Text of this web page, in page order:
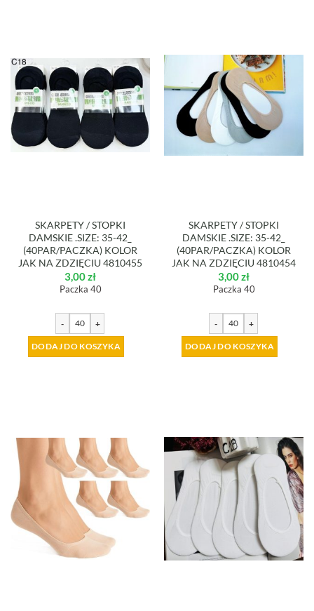
SKARPETY / STOPKI
DAMSKIE .SIZE: 35-42_
(40PAR/PACZKA) KOLOR
JAK NA ZDZIĘCIU 4810455
3,00zł
Paczka 40
- +
DODAJ DO KOSZYKA
SKARPETY / STOPKI
DAMSKIE .SIZE: 35-42_
(40PAR/PACZKA) KOLOR
JAK NA ZDZIĘCIU 4810454
3,00zł
Paczka 40
- +
DODAJ DO KOSZYKA